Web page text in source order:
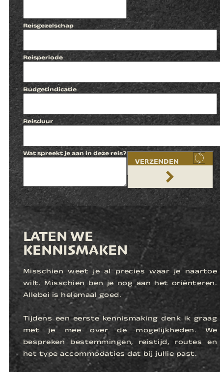
Reisgezelschap
Reisperiode
Budgetindicatie
Reisduur
Wat spreekt je aan in deze reis?
VERZENDEN
LATEN WE
KENNISMAKEN
Misschien weet je al precies waar je naartoe
wilt. Misschien ben je nog aan het oriënteren.
Allebei is helemaal goed.
Tijdens een eerste kennismaking denk ik graag
met je mee over de mogelijkheden. We
bespreken bestemmingen, reistijd, routes en
het type accommodaties dat bij jullie past.